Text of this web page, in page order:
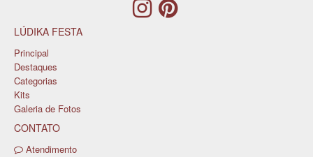
LÚDIKA FESTA
Principal
Destaques
Categorias
Kits
Galeria de Fotos
CONTATO
Atendimento